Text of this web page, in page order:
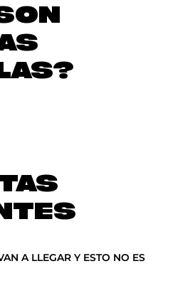
A LLEGAR Y ESTO NO ES